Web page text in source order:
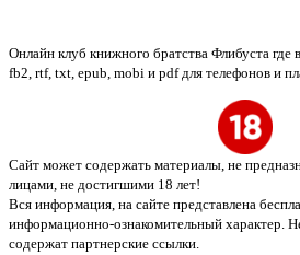
Онлайн клуб книжного братства Флибуста где
fb2, rtf, txt, epub, mobi и pdf для телефонов и
Сайт может содержать материалы, не
лицами, не достигшими 18 лет!
Вся информация, на сайте представлена
информационно-ознакомительный характер.
содержат партнерские ссылки.